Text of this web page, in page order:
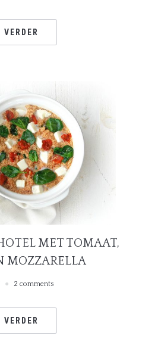
VERDER
MET TOMAAT,
MOZZARELLA
2 comments
VERDER